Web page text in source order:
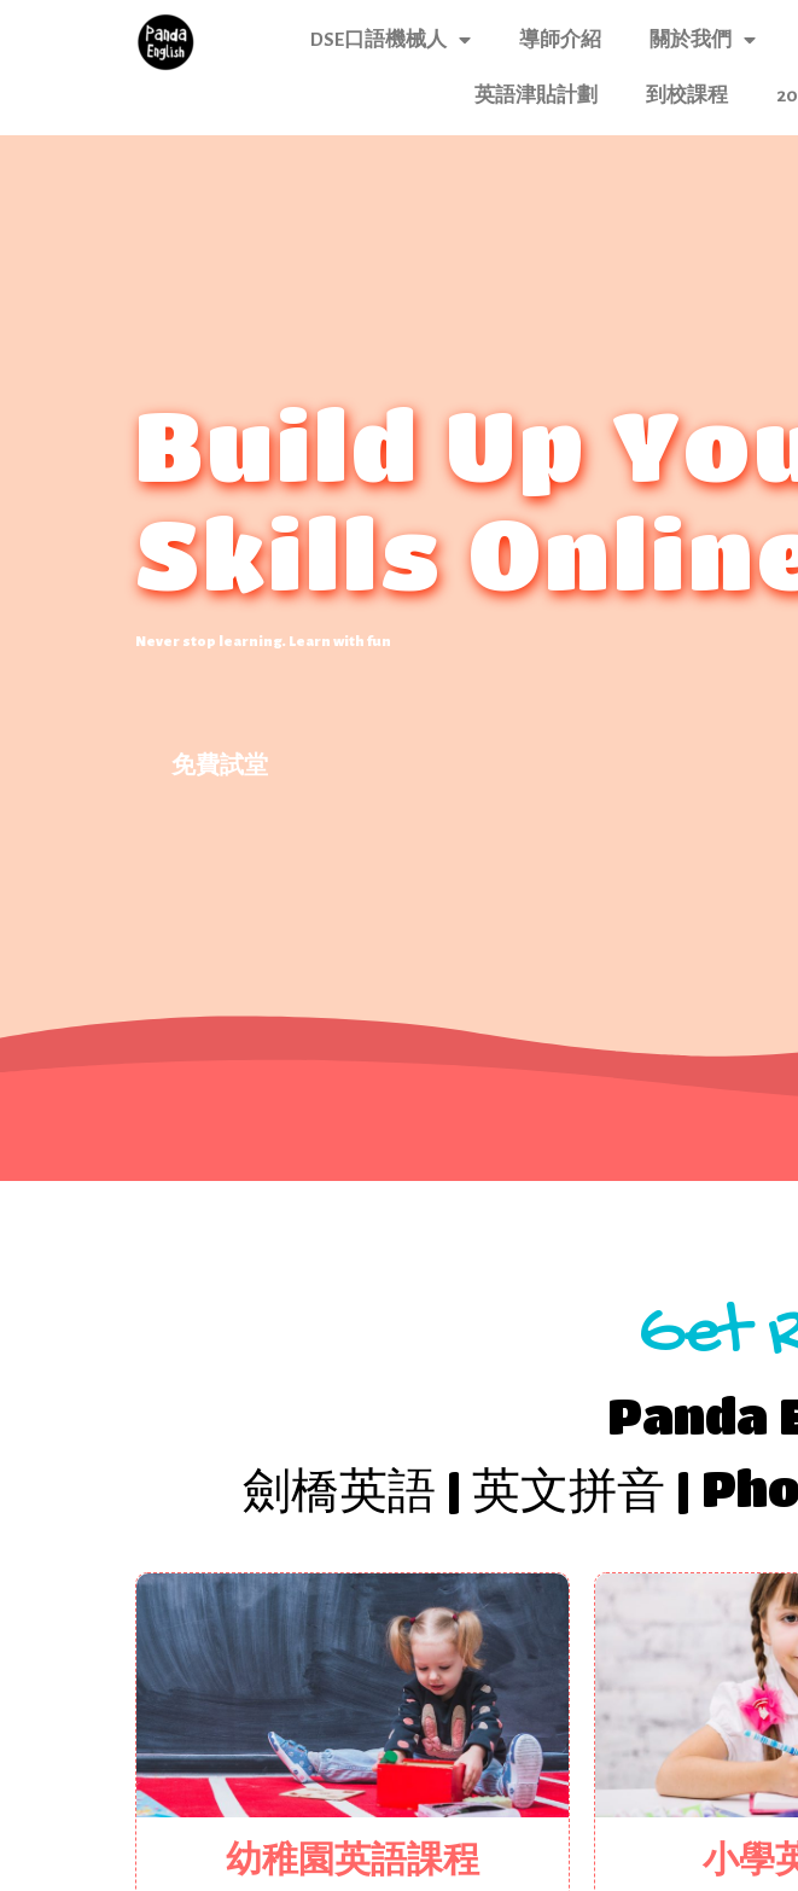
DSE口語機械人 導師介紹 關於我們
英語津貼計劃 到校課程
Build Up
Skills
Never stop learning. Learn with fun
免費試堂
Get
Panda
劍橋英語 | 英文拼音 |
幼稚園英語課程 小學